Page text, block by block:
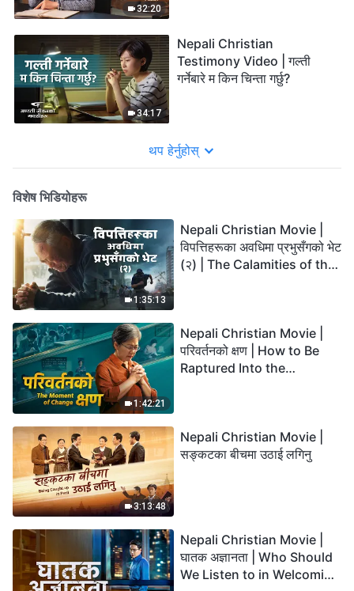
32:20
34:17
Nepali Christian
Testimony Video | गल्ती
गर्नेबारे म किन चिन्ता गर्छु?
थप हेर्नुहोस्
विशेष भिडियोहरू
1:35:13
Nepali Christian Movie |
विपत्तिहरूका अवधिमा प्रभुसँगको भेट
(२) | The Calamities of the
1:42:21
Nepali Christian Movie |
परिवर्तनको क्षण | How to Be
Raptured Into the
3:13:48
Nepali Christian Movie |
सङ्कटका बीचमा उठाई लगिनु
Nepali Christian Movie |
घातक अज्ञानता | Who Should
We Listen to in Welcoming